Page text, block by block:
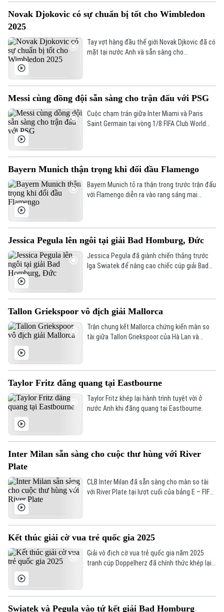
Chuyên mục
Thời sự
Chính trị
Xã hội
Công nghệ
Hà Nội
Nhịp sống Hà Nội
Người Hà Nội
Khoảnh khắc Hà Nội
Ẩm thực
Thế giới
Tin tức
Quân sự
Hồ sơ
Người Việt 4 phương
Kinh tế
Cafe sáng
Tài chính Ngân hàng
Doanh nghiệp
Nhà đất
Tin tức
Đầu tư
Căn hộ
Đất đai
Tàu và Xe
Tàu
Xe máy
Đánh giá
Giáo dục
Tin tức
Tuyển sinh
Hướng nghiệp
Văn hóa
Tin tức
Làng nghề
Di tích
Sức khỏe
Y tế
Dinh dưỡng
Tư vấn sức khỏe
Thể thao
Bóng đá
Quần vợt
Golf
Giải trí
Sao
Điện ảnh
Thời trang
Âm nhạc
Đã phát sóng
Novak Djokovic có sự chuẩn bị tốt cho Wimbledon
2025
Tay vợt hàng đầu thế giới Novak Djkovic đã có
mặt tại nước Anh và sẵn sàng cho
Messi cùng đồng đội sẵn sàng cho trận đấu với PSG
Cuộc chạm trán giữa Inter Miami và Paris
Saint Germain tại vòng 1/8 FIFA Club World
Bayern Munich thận trọng khi đối đầu Flamengo
Bayern Munich tỏ ra thận trong trước trận đấu
với Flamengo diễn ra vào rạng sáng mai
Jessica Pegula lên ngôi tại giải Bad Homburg, Đức
Jessica Pegula đã giành chiến thắng trước
Iga Swiatek để nâng cao chiếc cúp giải Bad
Tallon Griekspoor vô địch giải Mallorca
Trận chung kết Mallorca chứng kiến màn so
tài giữa Tallon Griekspoor của Hà Lan và
Taylor Fritz đăng quang tại Eastbourne
Taylor Fritz khép lại hành trình tuyệt vời ở
nước Anh khi đăng quang tại Eastbourne.
Inter Milan sẵn sàng cho cuộc thư hùng với River
Plate
CLB Inter Milan đã sẵn sàng cho màn so tài
với River Plate tại lượt cuối của bảng E – FIFA
Kết thúc giải cờ vua trẻ quốc gia 2025
Giải vô địch cờ vua trẻ quốc gia năm 2025
tranh cúp Doppelherz đã chính thức khép lại
Swiatek và Pegula vào tứ kết giải Bad Homburg